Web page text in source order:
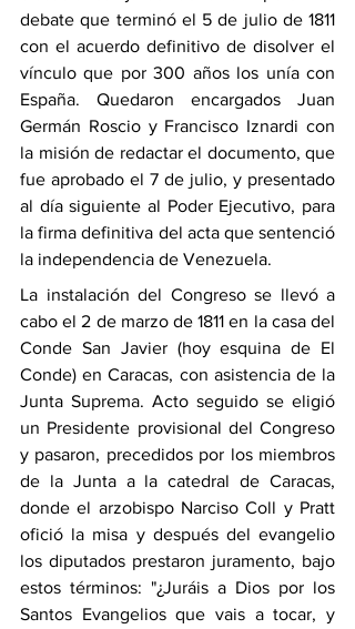
debate que terminó el 5 de julio de 1811
con el acuerdo definitivo de disolver el
vínculo que por 300 años los unía con
España. Quedaron encargados Juan
Germán Roscio y Francisco Iznardi con
la misión de redactar el documento, que
fue aprobado el 7 de julio, y presentado
al día siguiente al Poder Ejecutivo, para
la firma definitiva del acta que sentenció
la independencia de Venezuela.
La instalación del Congreso se llevó a
cabo el 2 de marzo de 1811 en la casa del
Conde San Javier (hoy esquina de El
Conde) en Caracas, con asistencia de la
Junta Suprema. Acto seguido se eligió
un Presidente provisional del Congreso
y pasaron, precedidos por los miembros
de la Junta a la catedral de Caracas,
donde el arzobispo Narciso Coll y Pratt
ofició la misa y después del evangelio
los diputados prestaron juramento, bajo
estos términos: "¿Juráis a Dios por los
Santos Evangelios que vais a tocar, y